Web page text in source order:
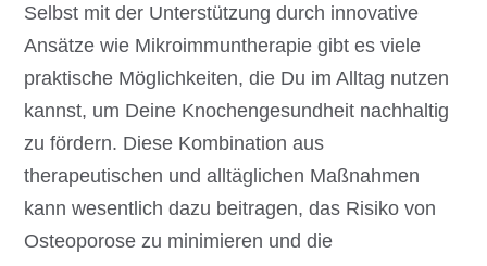
Selbst mit der Unterstützung durch innovative
Ansätze wie Mikroimmuntherapie gibt es viele
praktische Möglichkeiten, die Du im Alltag nutzen
kannst, um Deine Knochengesundheit nachhaltig
zu fördern. Diese Kombination aus
therapeutischen und alltäglichen Maßnahmen
kann wesentlich dazu beitragen, das Risiko von
Osteoporose zu minimieren und die